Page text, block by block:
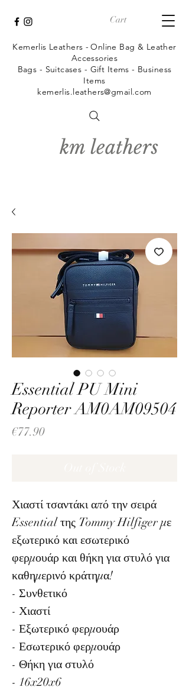
Cart
km leathers
Kemerlis Leathers - Online Bag & Leather
Accessories
Bags - Suitcases - Gift Items - Business
Items
kemerlis.leathers@gmail.com
Essential PU Mini
Reporter AM0AM09504
€77.90Price
Χιαστί τσαντάκι από την σειρά
Essential της Tommy Hilfiger με
εξωτερικό και εσωτερικό
φερμουάρ και θήκη για στυλό για
καθημερινό κράτημα!
- Συνθετικό
- Χιαστί
- Εξωτερικό φερμουάρ
- Εσωτερικό φερμουάρ
- Θήκη για στυλό
- 16x20x6